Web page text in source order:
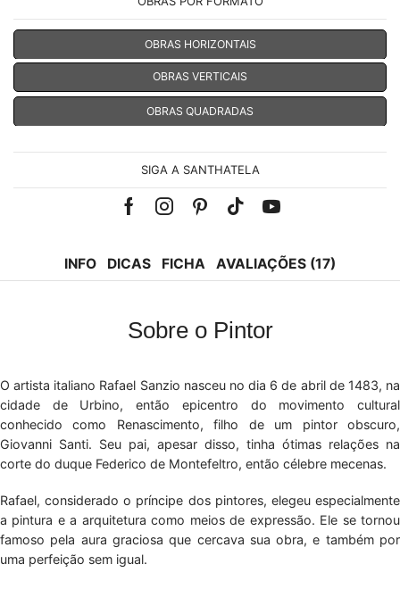
OBRAS HORIZONTAIS
OBRAS VERTICAIS
OBRAS QUADRADAS
SIGA A SANTHATELA
FacebookInstagramPinterest
Tik-Youtube
INFO DICAS FICHA AVALIAÇÕES (17)
Sobre o Pintor
O artista italiano Rafael Sanzio nasceu no dia 6 de abril de 1483, na
cidade de Urbino, então epicentro do movimento cultural
conhecido como Renascimento, filho de um pintor obscuro,
Giovanni Santi. Seu pai, apesar disso, tinha ótimas relações na
corte do duque Federico de Montefeltro, então célebre mecenas.
Rafael, considerado o príncipe dos pintores, elegeu especialmente
a pintura e a arquitetura como meios de expressão. Ele se tornou
famoso pela aura graciosa que cercava sua obra, e também por
uma perfeição sem igual.